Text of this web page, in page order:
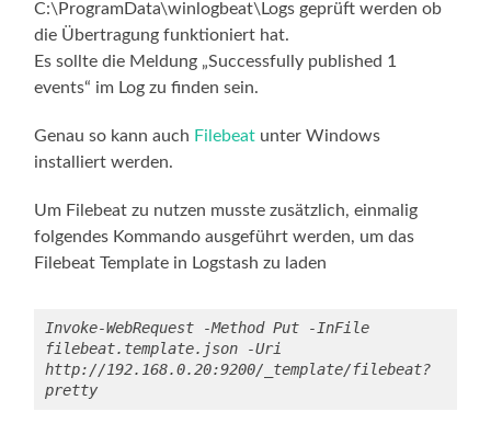
C:\ProgramData\winlogbeat\Logs geprüft werden ob
die Übertragung funktioniert hat.
Es sollte die Meldung „Successfully published 1
events“ im Log zu finden sein.
Genau so kann auch Filebeat unter Windows
installiert werden.
Um Filebeat zu nutzen musste zusätzlich, einmalig
folgendes Kommando ausgeführt werden, um das
Filebeat Template in Logstash zu laden
Invoke-WebRequest -Method Put -InFile
filebeat.template.json -Uri
http://192.168.0.20:9200/_template/filebeat?
pretty